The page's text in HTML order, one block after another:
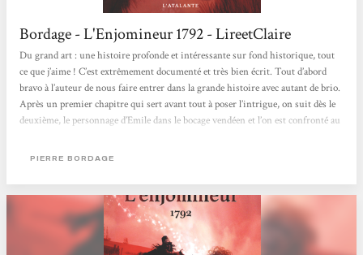
Bordage - L'Enjomineur 1792 - LireetClaire
Du grand art : une histoire profonde et intéressante sur fond historique, tout
ce que j’aime ! C’est extrêmement documenté et très bien écrit. Tout d’abord
bravo à l’auteur de nous faire entrer dans la grande histoire avec autant de brio.
Après un premier chapitre qui sert avant tout à poser l’intrigue, on suit dès le
deuxième, le personnage d’Emile dans le bocage vendéen et l’on est confronté au
sans traduction on pourrait se détourner du récit par paresse....
PIERRE BORDAGE